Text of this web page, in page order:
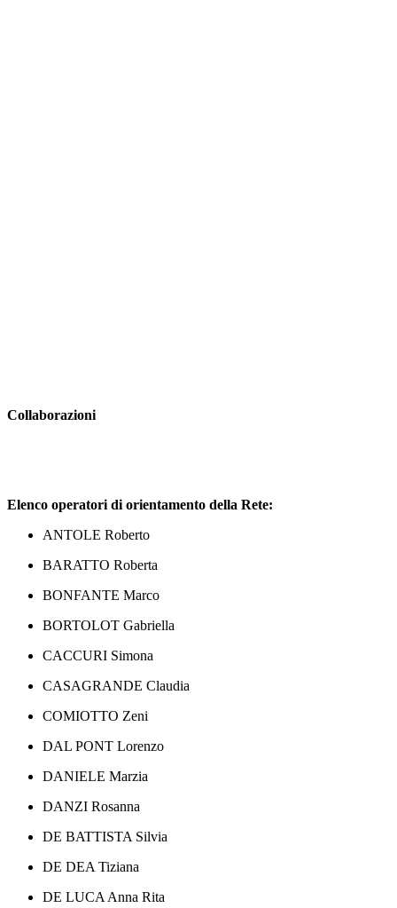
Collaborazioni
Elenco operatori di orientamento della Rete:
ANTOLE Roberto
BARATTO Roberta
BONFANTE Marco
BORTOLOT Gabriella
CACCURI Simona
CASAGRANDE Claudia
COMIOTTO Zeni
DAL PONT Lorenzo
DANIELE Marzia
DANZI Rosanna
DE BATTISTA Silvia
DE DEA Tiziana
DE LUCA Anna Rita